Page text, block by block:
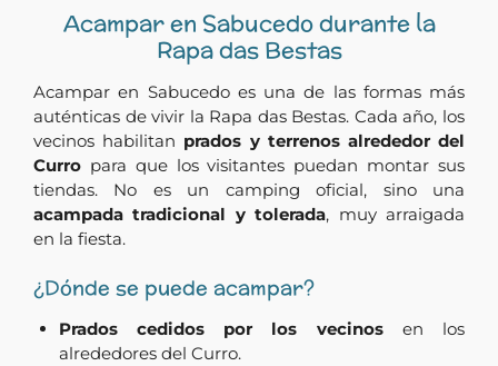
Acampar en Sabucedo durante la
Rapa das Bestas
Acampar en Sabucedo es una de las formas más
auténticas de vivir la Rapa das Bestas. Cada año, los
vecinos habilitan prados y terrenos alrededor del
Curro para que los visitantes puedan montar sus
tiendas. No es un camping oficial, sino una
acampada tradicional y tolerada, muy arraigada
en la fiesta.
¿Dónde se puede acampar?
Prados cedidos por los vecinosen los
alrededores del Curro.